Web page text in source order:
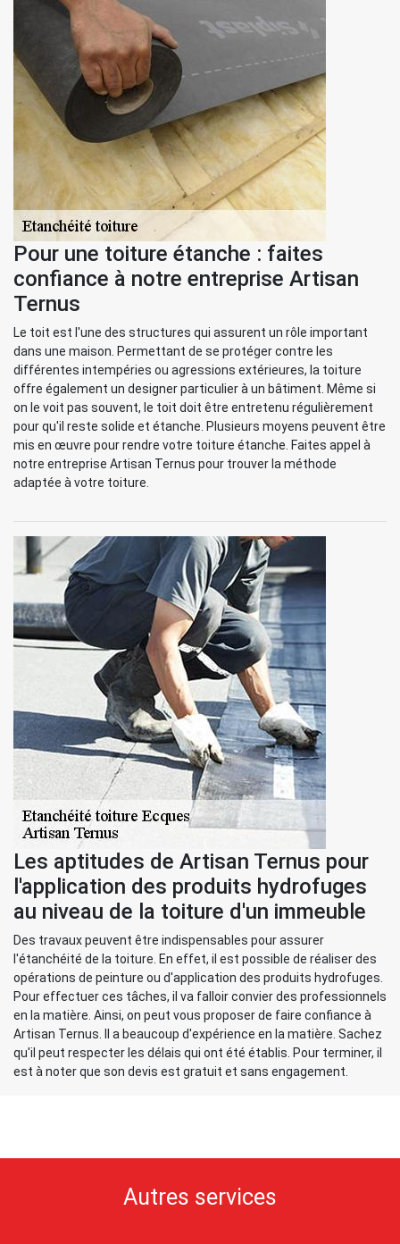
Pour une toiture étanche : faites
confiance à notre entreprise Artisan
Ternus
Le toit est l'une des structures qui assurent un rôle important
dans une maison. Permettant de se protéger contre les
différentes intempéries ou agressions extérieures, la toiture
offre également un designer particulier à un bâtiment. Même si
on le voit pas souvent, le toit doit être entretenu régulièrement
pour qu'il reste solide et étanche. Plusieurs moyens peuvent être
mis en œuvre pour rendre votre toiture étanche. Faites appel à
notre entreprise Artisan Ternus pour trouver la méthode
adaptée à votre toiture.
Les aptitudes de Artisan Ternus pour
l'application des produits hydrofuges
au niveau de la toiture d'un immeuble
Des travaux peuvent être indispensables pour assurer
l'étanchéité de la toiture. En effet, il est possible de réaliser des
opérations de peinture ou d'application des produits hydrofuges.
Pour effectuer ces tâches, il va falloir convier des professionnels
en la matière. Ainsi, on peut vous proposer de faire confiance à
Artisan Ternus. Il a beaucoup d'expérience en la matière. Sachez
qu'il peut respecter les délais qui ont été établis. Pour terminer, il
est à noter que son devis est gratuit et sans engagement.
Autres services